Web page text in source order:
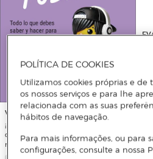
VICENT GINÉS ROMERO
¡No lo mates todavía!: Todo lo que
debes saber y hacer para tener una
relación extraordinaria con tu hijo
adolescente (Capa mole com abas)
POLÍTICA DE COOKIES
Utilizamos cookies próprias e de
os nossos serviços e para lhe
relacionada com as suas
hábitos de navegação.
Para mais informações, ou para
configurações, consulte a nossa